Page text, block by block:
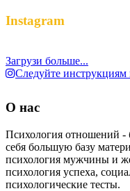
Instagram
Загрузи больше...
Следуйте инструкциям
О нас
Психология отношений
себя большую базу
психология мужчины и
психология успеха,
психологические тесты.